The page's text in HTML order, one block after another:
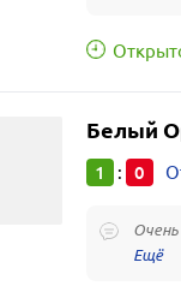
Белый
1 : 0